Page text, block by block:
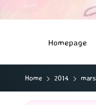
Homepage
Home 2014 mars